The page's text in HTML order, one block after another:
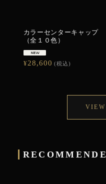
カラーセンターキャップ
（全１０色）
¥28,600 (税込)